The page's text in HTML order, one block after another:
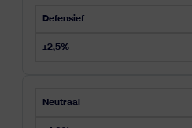
Defensief
±2,5%
Neutraal